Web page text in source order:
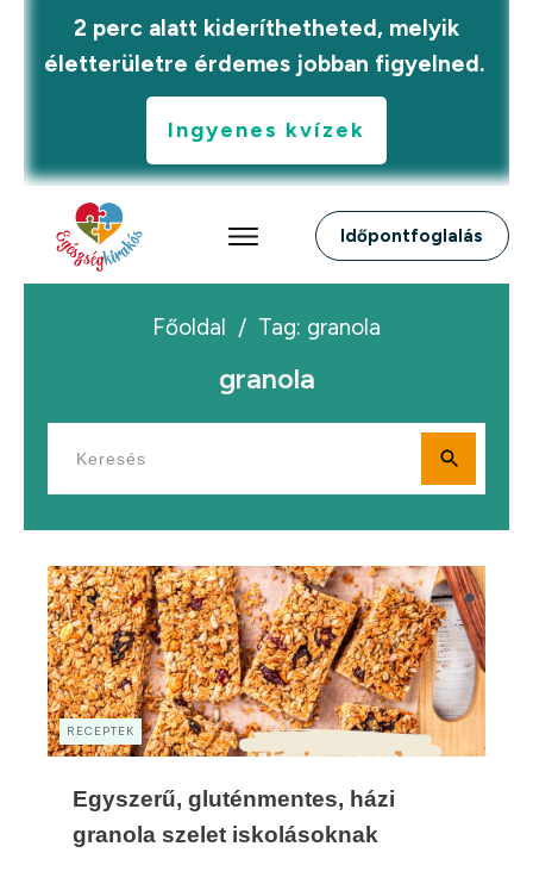
2 perc alatt kideríthetheted, melyik
életterületre érdemes jobban figyelned.
Ingyenes kvízek
Időpontfoglalás
Főoldal / Tag: granola
granola
RECEPTEK
Egyszerű, gluténmentes, házi
granola szelet iskolásoknak